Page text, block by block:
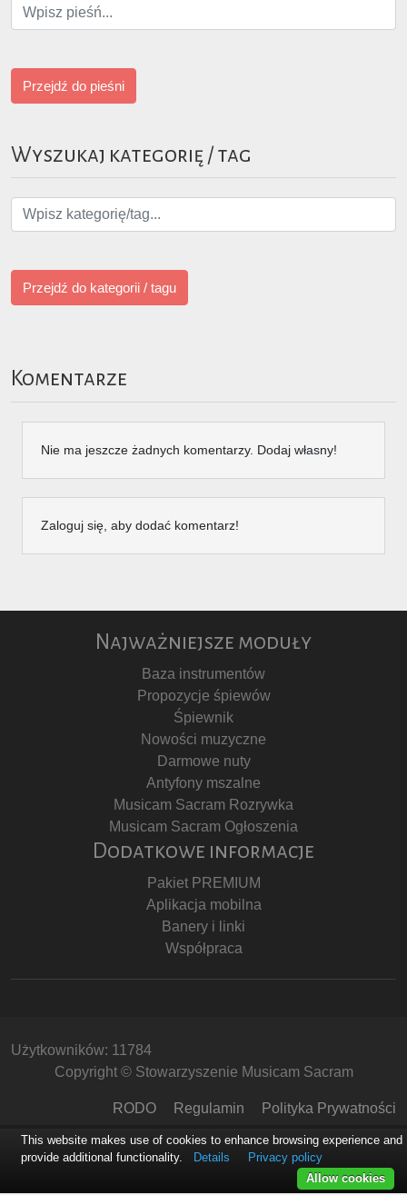
Przejdź do pieśni
Wyszukaj kategorię / tag
Przejdź do kategorii / tagu
Komentarze
Nie ma jeszcze żadnych komentarzy. Dodaj własny!
Zaloguj się, aby dodać komentarz!
Najważniejsze moduły
Baza instrumentów
Propozycje śpiewów
Śpiewnik
Nowości muzyczne
Darmowe nuty
Antyfony mszalne
Musicam Sacram Rozrywka
Musicam Sacram Ogłoszenia
Dodatkowe informacje
Pakiet PREMIUM
Aplikacja mobilna
Banery i linki
Współpraca
Użytkowników: 11784
Copyright © Stowarzyszenie Musicam Sacram
RODO Regulamin Polityka Prywatności
This website makes use of cookies to enhance browsing experience and
provide additional functionality.
Details
Privacy policy
Allow cookies